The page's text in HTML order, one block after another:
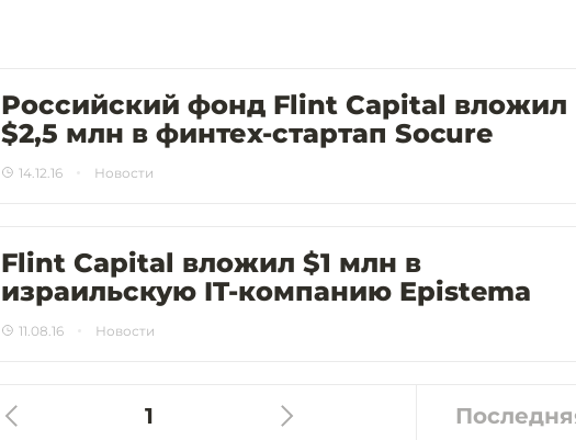
Российский фонд Flint Capital вложил
$2,5 млн в финтех-стартап Socure
14.12.16 Новости
Flint Capital вложил $1 млн в
израильскую IT-компанию Epistema
11.08.16 Новости
1